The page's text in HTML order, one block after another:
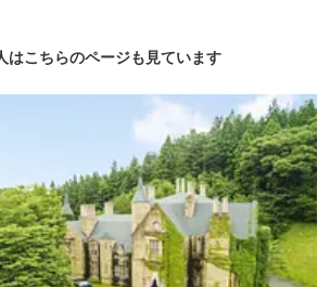
はこちらのページも見ています